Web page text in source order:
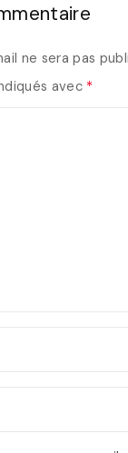
ne sera pas
avec *